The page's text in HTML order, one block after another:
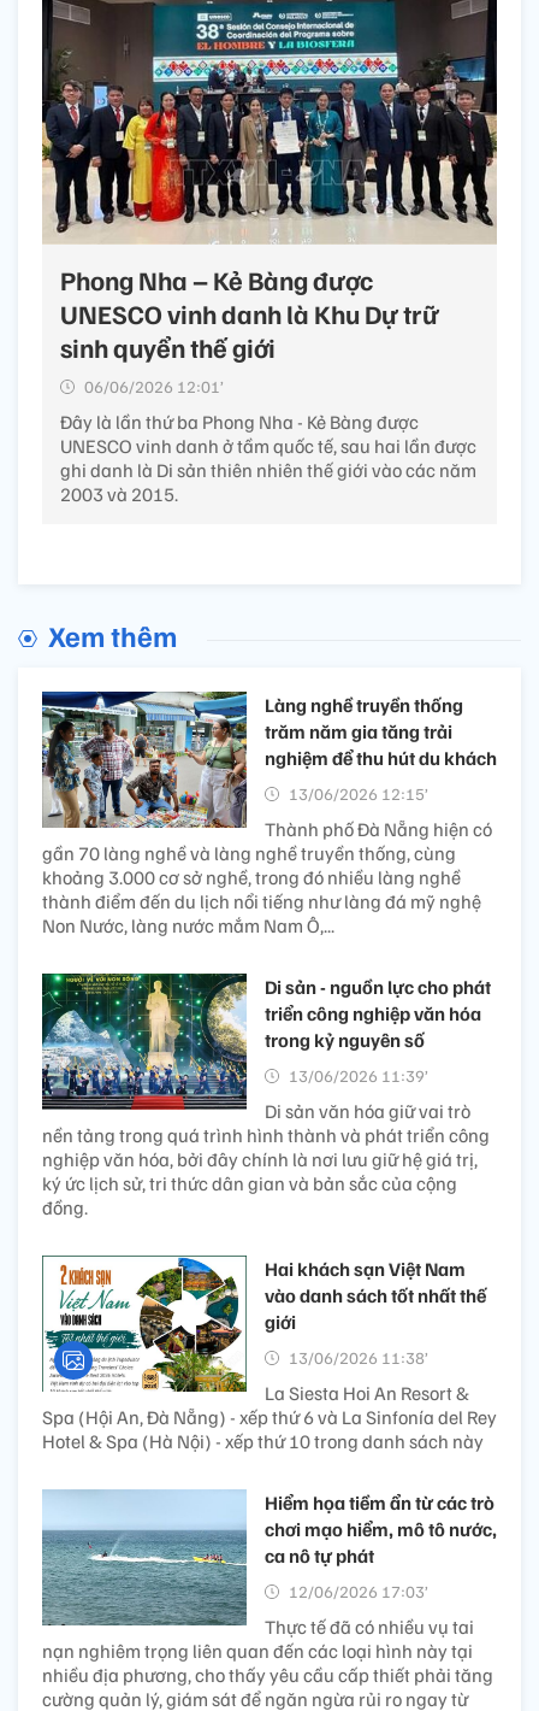
Phong Nha – Kẻ Bàng được
UNESCO vinh danh là Khu Dự trữ
sinh quyển thế giới
06/06/2026 12:01’
Đây là lần thứ ba Phong Nha - Kẻ Bàng được
UNESCO vinh danh ở tầm quốc tế, sau hai lần được
ghi danh là Di sản thiên nhiên thế giới vào các năm
2003 và 2015.
Xem thêm
Làng nghề truyền thống
trăm năm gia tăng trải
nghiệm để thu hút du khách
13/06/2026 12:15’
Thành phố Đà Nẵng hiện có
gần 70 làng nghề và làng nghề truyền thống, cùng
khoảng 3.000 cơ sở nghề, trong đó nhiều làng nghề
thành điểm đến du lịch nổi tiếng như làng đá mỹ nghệ
Non Nước, làng nước mắm Nam Ô,...
Di sản - nguồn lực cho phát
triển công nghiệp văn hóa
trong kỷ nguyên số
13/06/2026 11:39’
Di sản văn hóa giữ vai trò
nền tảng trong quá trình hình thành và phát triển công
nghiệp văn hóa, bởi đây chính là nơi lưu giữ hệ giá trị,
ký ức lịch sử, tri thức dân gian và bản sắc của cộng
đồng.
Hai khách sạn Việt Nam
vào danh sách tốt nhất thế
giới
13/06/2026 11:38’
La Siesta Hoi An Resort &
Spa (Hội An, Đà Nẵng) - xếp thứ 6 và La Sinfonía del Rey
Hotel & Spa (Hà Nội) - xếp thứ 10 trong danh sách này
Hiểm họa tiềm ẩn từ các trò
chơi mạo hiểm, mô tô nước,
ca nô tự phát
12/06/2026 17:03’
Thực tế đã có nhiều vụ tai
nạn nghiêm trọng liên quan đến các loại hình này tại
nhiều địa phương, cho thấy yêu cầu cấp thiết phải tăng
cường quản lý, giám sát để ngăn ngừa rủi ro ngay từ